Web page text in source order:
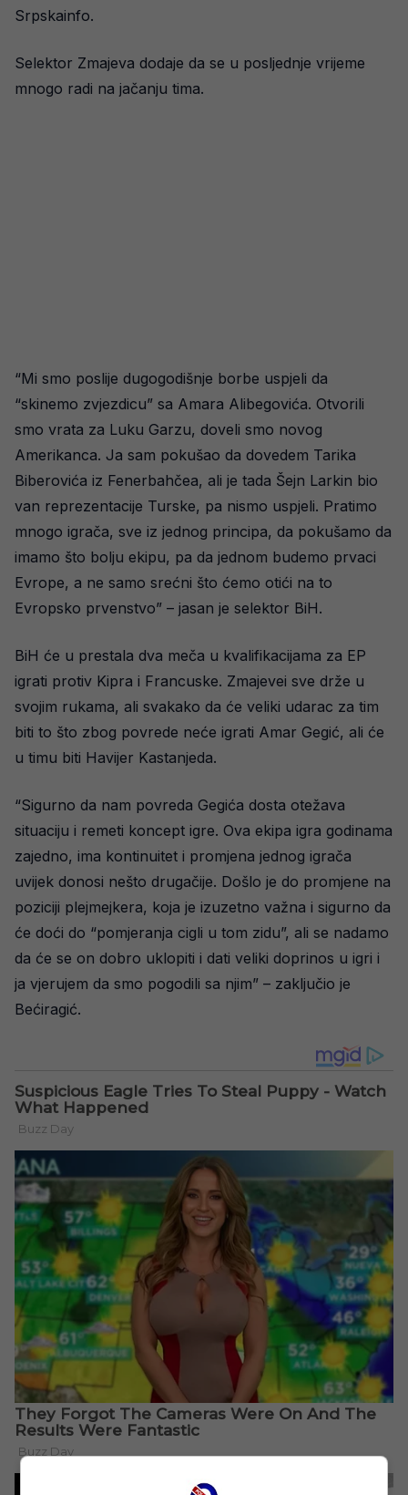
Srpskainfo.
Selektor Zmajeva dodaje da se u posljednje vrijeme
mnogo radi na jačanju tima.
“Mi smo poslije dugogodišnje borbe uspjeli da
“skinemo zvjezdicu” sa Amara Alibegovića. Otvorili
smo vrata za Luku Garzu, doveli smo novog
Amerikanca. Ja sam pokušao da dovedem Tarika
Biberovića iz Fenerbahčea, ali je tada Šejn Larkin bio
van reprezentacije Turske, pa nismo uspjeli. Pratimo
mnogo igrača, sve iz jednog principa, da pokušamo da
imamo što bolju ekipu, pa da jednom budemo prvaci
Evrope, a ne samo srećni što ćemo otići na to
Evropsko prvenstvo” – jasan je selektor BiH.
BiH će u prestala dva meča u kvalifikacijama za EP
igrati protiv Kipra i Francuske. Zmajevei sve drže u
svojim rukama, ali svakako da će veliki udarac za tim
biti to što zbog povrede neće igrati Amar Gegić, ali će
u timu biti Havijer Kastanjeda.
“Sigurno da nam povreda Gegića dosta otežava
situaciju i remeti koncept igre. Ova ekipa igra godinama
zajedno, ima kontinuitet i promjena jednog igrača
uvijek donosi nešto drugačije. Došlo je do promjene na
poziciji plejmejkera, koja je izuzetno važna i sigurno da
će doći do “pomjeranja cigli u tom zidu”, ali se nadamo
da će se on dobro uklopiti i dati veliki doprinos u igri i
ja vjerujem da smo pogodili sa njim” – zaključio je
Bećiragić.